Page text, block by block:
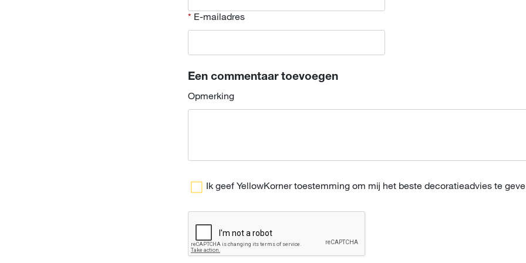
E-mailadres
Een commentaar toevoegen
Opmerking
Ik geef YellowKorner toestemming om mij het beste decoratieadvies te